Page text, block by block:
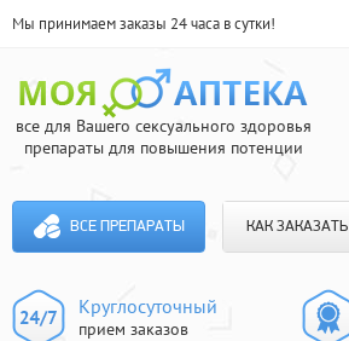
Мы принимаем заказы 24 часа в сутки!
все для Вашего сексуального здоровья
препараты для повышения потенции
ВСЕ ПРЕПАРАТЫ КАК ЗАКАЗАТЬ
Круглосуточный
прием заказов